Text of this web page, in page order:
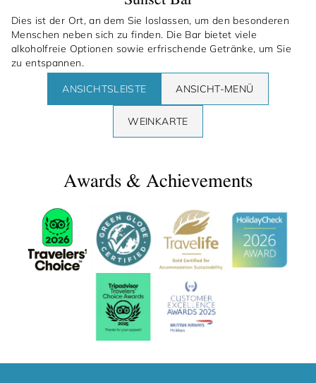
Dies ist der Ort, an dem Sie loslassen, um den besonderen
Menschen neben sich zu finden. Die Bar bietet viele
alkoholfreie Optionen sowie erfrischende Getränke, um Sie
zu entspannen.
ANSICHTSLEISTE ANSICHT-MENÜ
WEINKARTE
Awards & Achievements